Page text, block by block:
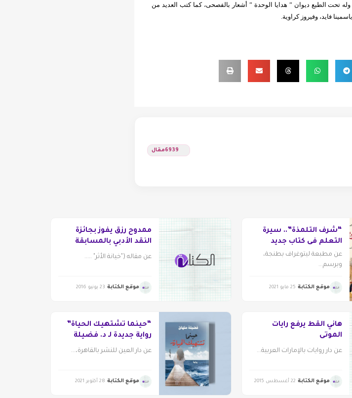
بعنوان “عفاريت الراديو ” عن دار ملامح في 2008، وله تحت الطبع ديوان ” هدايا الوحدة ” أشعار بالفصحى، كما كتب العديد من
فايد، وفيروز كراوية
6939مقال
“شرف التلمذة”.. سيرة
التعلم في كتاب جديد
للمغربي عبدالهادي
المهادي
عن مطبعة ليتوغراف بطنجة،
وبرسم...
موقع الكتابة 25 مايو 2021
ممدوح رزق يفوز بجائزة
النقد الأدبي بالمسابقة
المركزية
عن مقاله ("خيانة الأثر" .....
موقع الكتابة 23 يونيو 2016
هاني القط يرفع رايات
الموتى
عن دار روايات بالإمارات العربية...
موقع الكتابة 22 أغسطس 2015
“حينما تشتهيك الحياة”
رواية جديدة لـ د. فضيلة
ملهاق
عن دار العين للنشر بالقاهرة،...
موقع الكتابة 28 أكتوبر 2021